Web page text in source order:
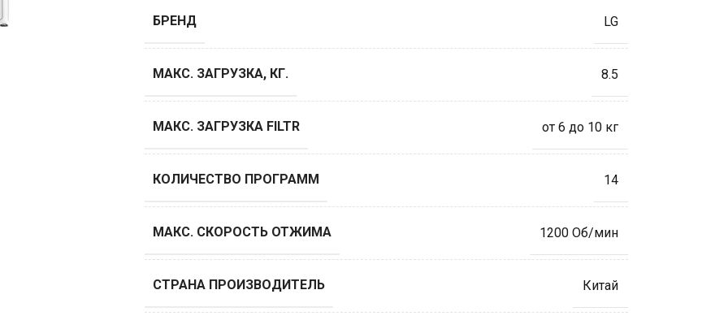
БРЕНД LG
МАКС. ЗАГРУЗКА, КГ. 8.5
МАКС. ЗАГРУЗКА FILTR от 6 до 10 кг
КОЛИЧЕСТВО ПРОГРАММ 14
МАКС. СКОРОСТЬ ОТЖИМА 1200 Об/мин
СТРАНА ПРОИЗВОДИТЕЛЬ Китай